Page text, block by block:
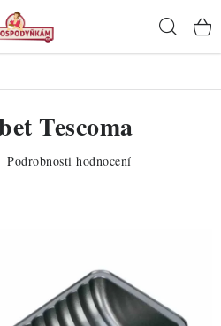
Tescoma
Podrobnosti hodnocení